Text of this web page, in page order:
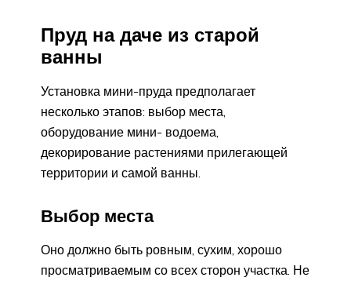
Пруд на даче из старой
ванны
Установка мини-пруда предполагает
несколько этапов: выбор места,
оборудование мини- водоема,
декорирование растениями прилегающей
территории и самой ванны.
Выбор места
Оно должно быть ровным, сухим, хорошо
просматриваемым со всех сторон участка. Не